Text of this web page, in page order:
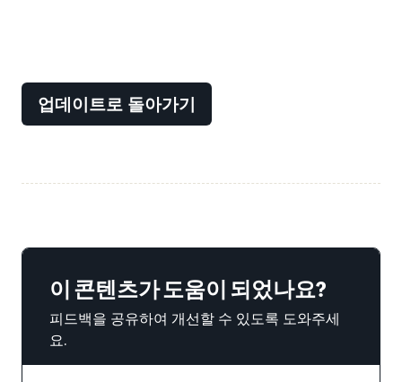
업데이트로 돌아가기
이 콘텐츠가 도움이 되었나요?
피드백을 공유하여 개선할 수 있도록 도와주세
요.